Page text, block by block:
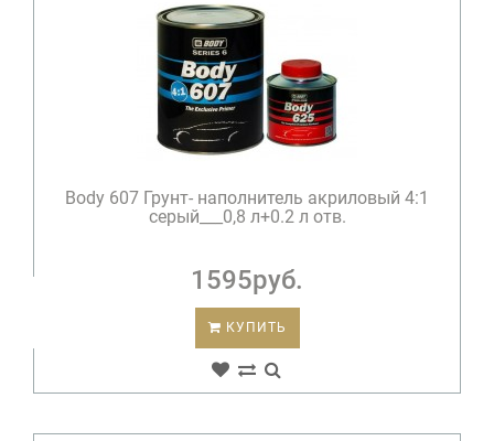
Body 607 Грунт- наполнитель акриловый 4:1
серый___0,8 л+0.2 л отв.
1595руб.
КУПИТЬ